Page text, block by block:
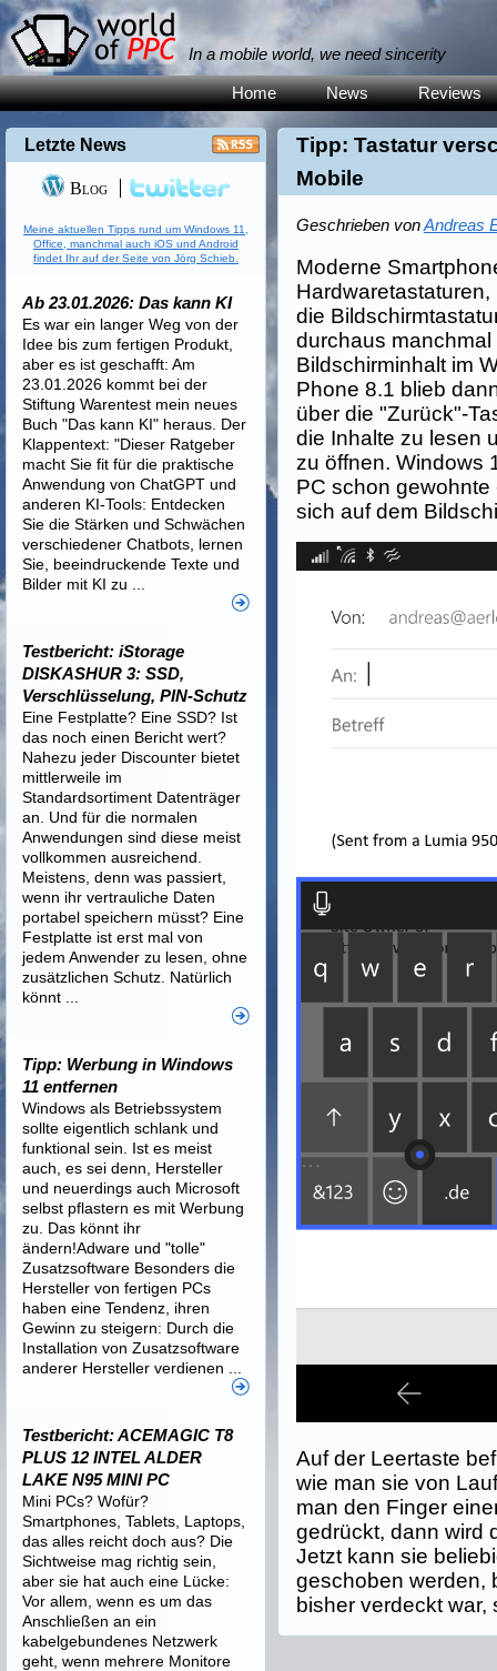
In a mobile world, we need sincerity
Home News Reviews
Tipp: Tastatur
Mobile
Geschrieben vonAndreas
Moderne
die
durchaus
Bildschirminhalt im
Phone 8.1 blieb
über die "Zurück"-
die Inhalte zu lesen
zu öffnen. Windows
PC schon gewohnte
sich auf dem
Auf der Leertaste
wie man sie von
man den Finger
gedrückt, dann wird
Jetzt kann sie
geschoben werden,
bisher verdeckt war,
Letzte News
Blog
Meine aktuellen Tipps rund um Windows 11,
Office, manchmal auch iOS und Android
findet Ihr auf der Seite von Jörg Schieb.
Ab 23.01.2026: Das kann KI
Es war ein langer Weg von der
Idee bis zum fertigen Produkt,
aber es ist geschafft: Am
23.01.2026 kommt bei der
Stiftung Warentest mein neues
Buch "Das kann KI" heraus. Der
Klappentext: "Dieser Ratgeber
macht Sie fit für die praktische
Anwendung von ChatGPT und
anderen KI-Tools: Entdecken
Sie die Stärken und Schwächen
verschiedener Chatbots, lernen
Sie, beeindruckende Texte und
Bilder mit KI zu ...
Testbericht: iStorage
DISKASHUR 3: SSD,
Verschlüsselung, PIN-Schutz
Eine Festplatte? Eine SSD? Ist
das noch einen Bericht wert?
Nahezu jeder Discounter bietet
mittlerweile im
Standardsortiment Datenträger
an. Und für die normalen
Anwendungen sind diese meist
vollkommen ausreichend.
Meistens, denn was passiert,
wenn ihr vertrauliche Daten
portabel speichern müsst? Eine
Festplatte ist erst mal von
jedem Anwender zu lesen, ohne
zusätzlichen Schutz. Natürlich
könnt ...
Tipp: Werbung in Windows
11 entfernen
Windows als Betriebssystem
sollte eigentlich schlank und
funktional sein. Ist es meist
auch, es sei denn, Hersteller
und neuerdings auch Microsoft
selbst pflastern es mit Werbung
zu. Das könnt ihr
ändern!Adware und "tolle"
Zusatzsoftware Besonders die
Hersteller von fertigen PCs
haben eine Tendenz, ihren
Gewinn zu steigern: Durch die
Installation von Zusatzsoftware
anderer Hersteller verdienen ...
Testbericht: ACEMAGIC T8
PLUS 12 INTEL ALDER
LAKE N95 MINI PC
Mini PCs? Wofür?
Smartphones, Tablets, Laptops,
das alles reicht doch aus? Die
Sichtweise mag richtig sein,
aber sie hat auch eine Lücke:
Vor allem, wenn es um das
Anschließen an ein
kabelgebundenes Netzwerk
geht, wenn mehrere Monitore